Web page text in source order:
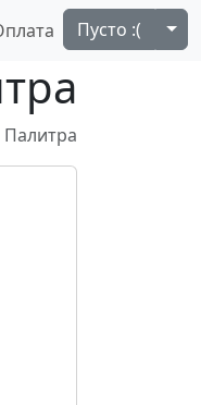
Пусто :(
Палитра